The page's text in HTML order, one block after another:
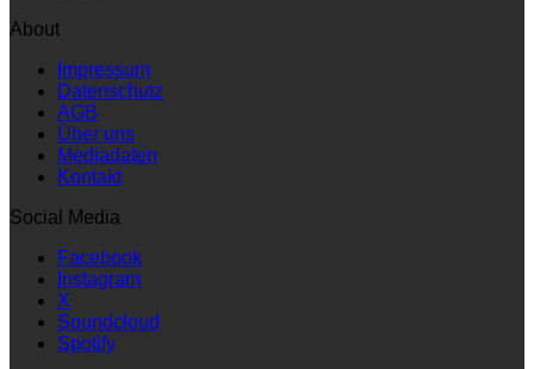
About
Impressum
Datenschutz
AGB
Über uns
Mediadaten
Kontakt
Social Media
Facebook
Instagram
X
Soundcloud
Spotify